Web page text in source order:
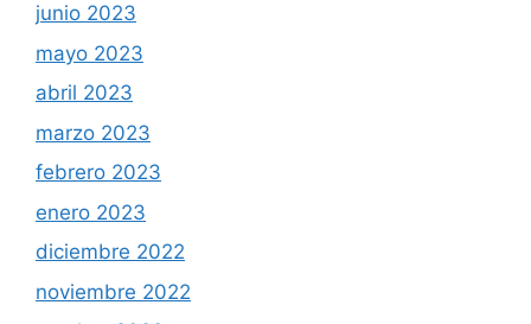
junio 2023
mayo 2023
abril 2023
marzo 2023
febrero 2023
enero 2023
diciembre 2022
noviembre 2022